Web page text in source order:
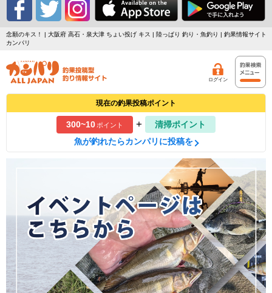
念願のキス！ | 大阪府 高石・泉大津 ちょい投げ キス | 陸っぱり 釣り・魚釣り | 釣果情報サイト
カンパリ
ログイン
現在の釣果投稿ポイント
300~10ポイント +
清掃ポイント
魚が釣れたらカンパリに投稿を